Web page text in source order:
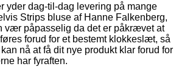
yder dag-til-dag levering på mange
Strips bluse af Hanne Falkenberg,
vær påpasselig da det er påkrævet at
forud for et bestemt klokkeslæt, så
nå at få dit nye produkt klar forud for
har fyraften.